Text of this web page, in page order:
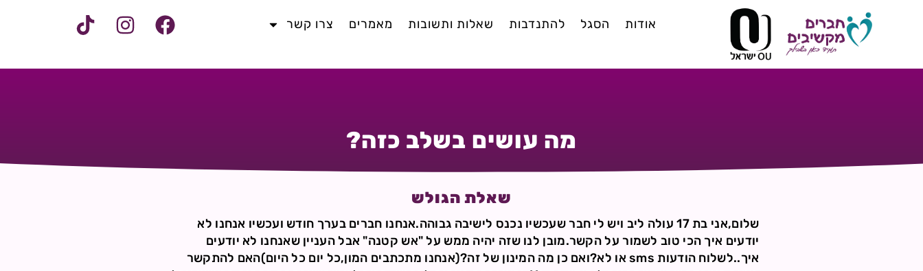
אודות הסגל להתנדבות שאלות ותשובות מאמרים צרו קשר
מה עושים בשלב כזה?
שאלת הגולש
שלום,אני בת 17 עולה ליב ויש לי חבר שעכשיו נכנס לישיבה גבוהה.אנחנו חברים בערך חודש ועכשיו אנחנו לא
יודעים איך הכי טוב לשמור על הקשר.מובן לנו שזה יהיה ממש על "אש קטנה" אבל העניין שאנחנו לא יודעים
איך..לשלוח הודעות sms או לא?ואם כן מה המינון של זה?(אנחנו מתכתבים המון,כל יום כל היום)האם להתקשר